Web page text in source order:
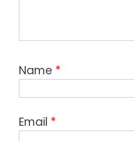
o
n
Name *
Email *